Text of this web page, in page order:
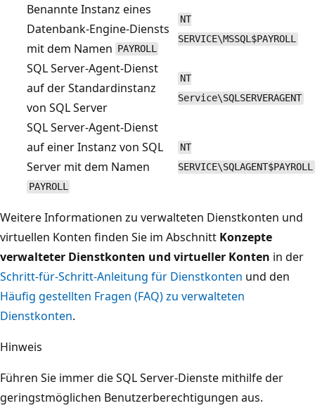
Benannte Instanz eines
Datenbank-Engine-Diensts
mit dem Namen PAYROLL
NT
SERVICE\MSSQL$PAYROLL
SQL Server-Agent-Dienst
auf der Standardinstanz
von SQL Server
NT
Service\SQLSERVERAGENT
SQL Server-Agent-Dienst
auf einer Instanz von SQL
Server mit dem Namen
PAYROLL
NT
SERVICE\SQLAGENT$PAYROLL
Weitere Informationen zu verwalteten Dienstkonten und
virtuellen Konten finden Sie im Abschnitt Konzepte
verwalteter Dienstkonten und virtueller Konten in der
Schritt-für-Schritt-Anleitung für Dienstkonten und den
Häufig gestellten Fragen (FAQ) zu verwalteten
Dienstkonten.
Hinweis
Führen Sie immer die SQL Server-Dienste mithilfe der
geringstmöglichen Benutzerberechtigungen aus.